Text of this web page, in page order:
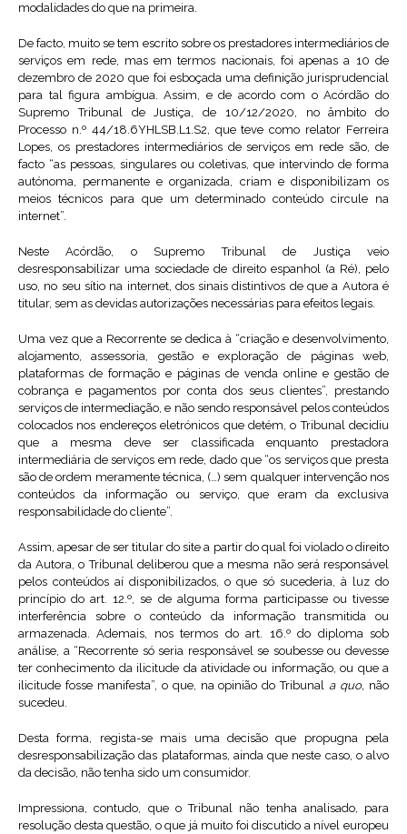
modalidades do que na primeira.
De facto, muito se tem escrito sobre os prestadores intermediários de
serviços em rede, mas em termos nacionais, foi apenas a 10 de
dezembro de 2020 que foi esboçada uma definição jurisprudencial
para tal figura ambígua. Assim, e de acordo com o Acórdão do
Supremo Tribunal de Justiça, de 10/12/2020, no âmbito do
Processo n.º 44/18.6YHLSB.L1.S2, que teve como relator Ferreira
Lopes, os prestadores intermediários de serviços em rede são, de
facto “as pessoas, singulares ou coletivas, que intervindo de forma
autónoma, permanente e organizada, criam e disponibilizam os
meios técnicos para que um determinado conteúdo circule na
internet”.
Neste Acórdão, o Supremo Tribunal de Justiça veio
desresponsabilizar uma sociedade de direito espanhol (a Ré), pelo
uso, no seu sítio na internet, dos sinais distintivos de que a Autora é
titular, sem as devidas autorizações necessárias para efeitos legais.
Uma vez que a Recorrente se dedica à “criação e desenvolvimento,
alojamento, assessoria, gestão e exploração de páginas web,
plataformas de formação e páginas de venda online e gestão de
cobrança e pagamentos por conta dos seus clientes”, prestando
serviços de intermediação, e não sendo responsável pelos conteúdos
colocados nos endereços eletrónicos que detém, o Tribunal decidiu
que a mesma deve ser classificada enquanto prestadora
intermediária de serviços em rede, dado que “os serviços que presta
são de ordem meramente técnica, (…) sem qualquer intervenção nos
conteúdos da informação ou serviço, que eram da exclusiva
responsabilidade do cliente”.
Assim, apesar de ser titular do site a partir do qual foi violado o direito
da Autora, o Tribunal deliberou que a mesma não será responsável
pelos conteúdos aí disponibilizados, o que só sucederia, à luz do
princípio do art. 12.º, se de alguma forma participasse ou tivesse
interferência sobre o conteúdo da informação transmitida ou
armazenada. Ademais, nos termos do art. 16.º do diploma sob
análise, a “Recorrente só seria responsável se soubesse ou devesse
ter conhecimento da ilicitude da atividade ou informação, ou que a
ilicitude fosse manifesta”, o que, na opinião do Tribunala quo, não
sucedeu.
Desta forma, regista-se mais uma decisão que propugna pela
desresponsabilização das plataformas, ainda que neste caso, o alvo
da decisão, não tenha sido um consumidor.
Impressiona, contudo, que o Tribunal não tenha analisado, para
resolução desta questão, o que já muito foi discutido a nível europeu